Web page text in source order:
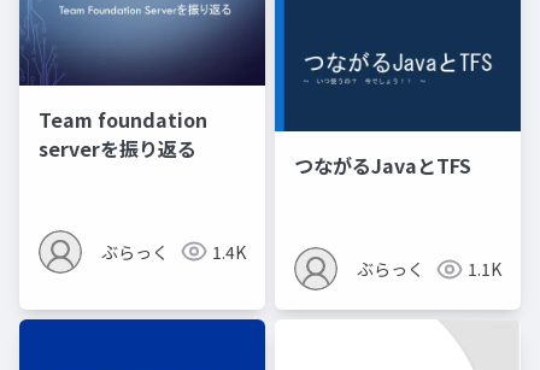
Team foundation
serverを振り返る
ぶらっく 1.4K
つながるJavaとTFS
ぶらっく 1.1K